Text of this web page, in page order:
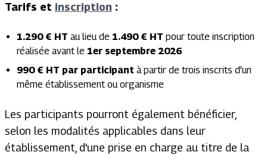
Tarifs et inscription :
1.290 € HT au lieu de 1.490 € HT pour toute inscription
réalisée avant le 1er septembre 2026
990 € HT par participant à partir de trois inscrits d'un
même établissement ou organisme
Les participants pourront également bénéficier,
selon les modalités applicables dans leur
établissement, d'une prise en charge au titre de la